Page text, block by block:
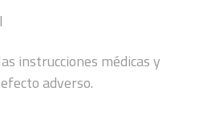
instrucciones médicas y
adverso.